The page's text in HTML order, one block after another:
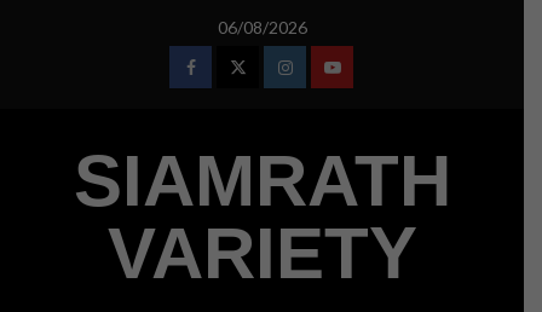
06/08/2026
FacebookTwitterInstagramYoutube
SIAMRATH
VARIETY